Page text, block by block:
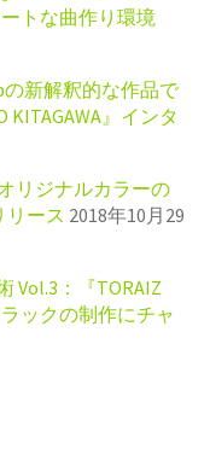
トな曲作り環境
新解釈的な作品で
KITAGAWA』インタ
リジナルカラーの
リース 2018年10月29
Vol.3：『TORAIZ
ックの制作にチャ